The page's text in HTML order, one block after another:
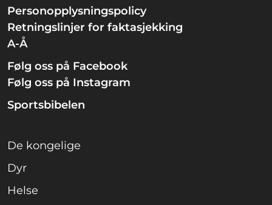
Personopplysningspolicy
Retningslinjer for faktasjekking
A-Å
Følg oss på Facebook
Følg oss på Instagram
Sportsbibelen
De kongelige
Dyr
Helse